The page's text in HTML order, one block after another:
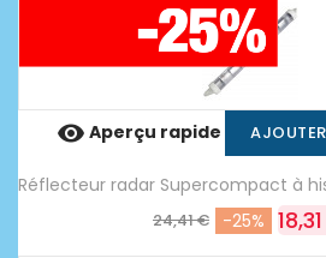
 Aperçu rapide
Réflecteur radar Supercompact à
24,41 € -25%